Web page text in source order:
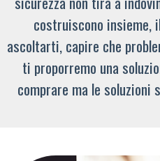
costruiscono insieme,
ascoltarti, capire che
ti proporremo una
comprare ma le